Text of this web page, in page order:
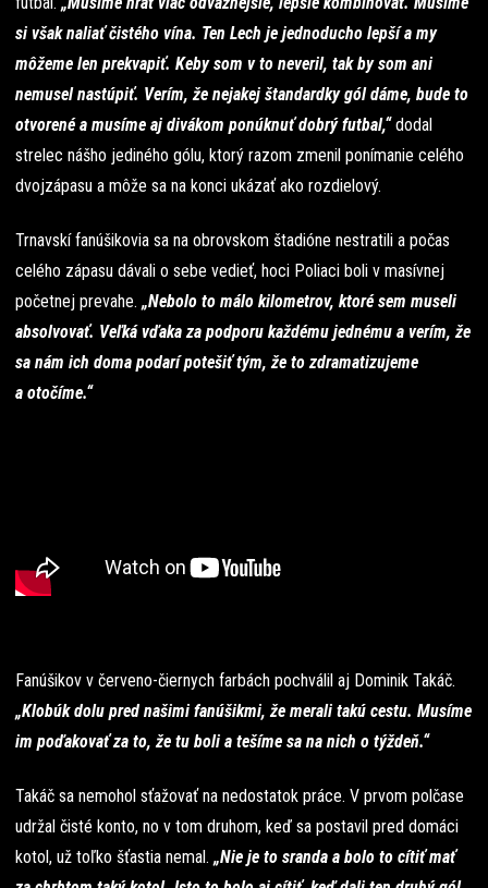
si však naliať čistého vína. Ten Lech je jednoducho lepší a my
môžeme len prekvapiť. Keby som v to neveril, tak by som ani
nemusel nastúpiť. Verím, že nejakej štandardky gól dáme, bude to
otvorené a musíme aj divákom ponúknuť dobrý futbal,“dodal
strelec nášho jediného gólu, ktorý razom zmenil ponímanie celého
dvojzápasu a môže sa na konci ukázať ako rozdielový.
Trnavskí fanúšikovia sa na obrovskom štadióne nestratili a počas
celého zápasu dávali o sebe vedieť, hoci Poliaci boli v masívnej
početnej prevahe. „Nebolo to málo kilometrov, ktoré sem museli
absolvovať. Veľká vďaka za podporu každému jednému a verím, že
sa nám ich doma podarí potešiť tým, že to zdramatizujeme
a otočíme.“
Fanúšikov v červeno-čiernych farbách pochválil aj Dominik Takáč.
„Klobúk dolu pred našimi fanúšikmi, že merali takú cestu. Musíme
im poďakovať za to, že tu boli a tešíme sa na nich o týždeň.“
Takáč sa nemohol sťažovať na nedostatok práce. V prvom polčase
udržal čisté konto, no v tom druhom, keď sa postavil pred domáci
kotol, už toľko šťastia nemal. „Nie je to sranda a bolo to cítiť mať